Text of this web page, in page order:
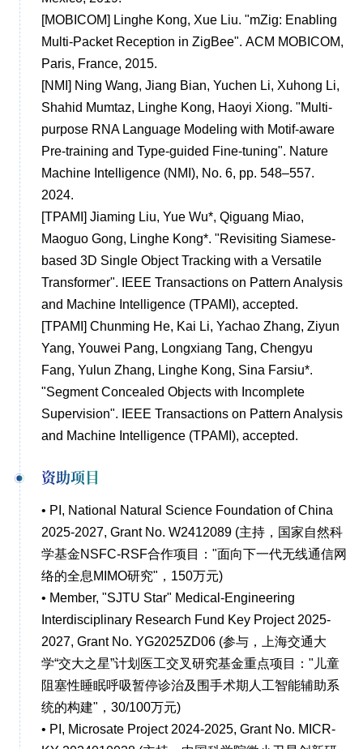
[MOBICOM] Linghe Kong, Xue Liu. "mZig: Enabling
Multi-Packet Reception in ZigBee". ACM MOBICOM,
Paris, France, 2015.
[NMI] Ning Wang, Jiang Bian, Yuchen Li, Xuhong Li,
Shahid Mumtaz, Linghe Kong, Haoyi Xiong. "Multi-
purpose RNA Language Modeling with Motif-aware
Pre-training and Type-guided Fine-tuning". Nature
Machine Intelligence (NMI), No. 6, pp. 548–557.
2024.
[TPAMI] Jiaming Liu, Yue Wu*, Qiguang Miao,
Maoguo Gong, Linghe Kong*. "Revisiting Siamese-
based 3D Single Object Tracking with a Versatile
Transformer". IEEE Transactions on Pattern Analysis
and Machine Intelligence (TPAMI), accepted.
[TPAMI] Chunming He, Kai Li, Yachao Zhang, Ziyun
Yang, Youwei Pang, Longxiang Tang, Chengyu
Fang, Yulun Zhang, Linghe Kong, Sina Farsiu*.
"Segment Concealed Objects with Incomplete
Supervision". IEEE Transactions on Pattern Analysis
and Machine Intelligence (TPAMI), accepted.
资助项目
• PI, National Natural Science Foundation of China
2025-2027, Grant No. W2412089 (主持，国家自然科
学基金NSFC-RSF合作项目："面向下一代无线通信网
络的全息MIMO研究"，150万元)
• Member, "SJTU Star" Medical-Engineering
Interdisciplinary Research Fund Key Project 2025-
2027, Grant No. YG2025ZD06 (参与，上海交通大
学“交大之星”计划医工交叉研究基金重点项目："儿童
阻塞性睡眠呼吸暂停诊治及围手术期人工智能辅助系
统的构建"，30/100万元)
• PI, Microsate Project 2024-2025, Grant No. MICR-